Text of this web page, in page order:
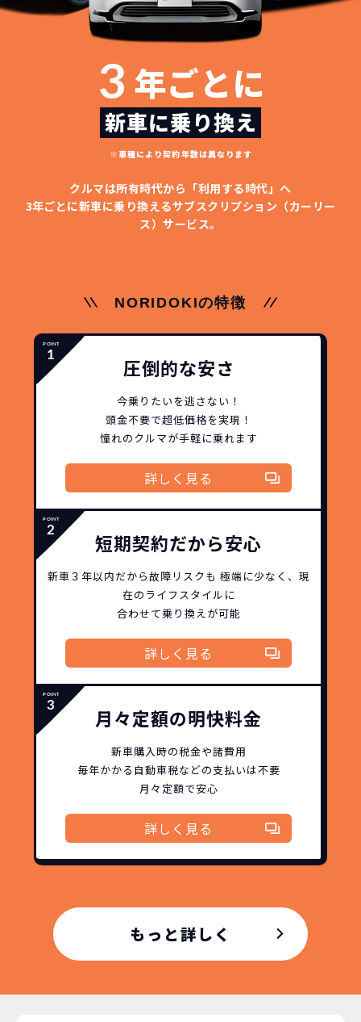
3 年ごとに
新車に乗り換え
※車種により契約年数は異なります
クルマは所有時代から「利用する時代」へ
3年ごとに新車に乗り換えるサブスクリプション（カーリー
ス）サービス。
NORIDOKIの特徴
圧倒的な安さ
今乗りたいを逃さない！
頭金不要で超低価格を実現！
憧れのクルマが手軽に乗れます
詳しく見る
短期契約だから安心
新車３年以内だから故障リスクも 極端に少なく、 現
在のライフスタイルに
合わせて乗り換えが可能
詳しく見る
月々定額の明快料金
新車購入時の税金や諸費用
毎年かかる自動車税などの支払いは不要
月々定額で安心
詳しく見る
NORIDOKIは高残価設定を実現！
頭金不要で超低価格！憧れのクルマが手軽に乗れ
NORIDOKIなら短期リースでも安いんです！
常
に新車なので故障の心配がありませんし、急なラ
NORIDOKIなら頭金・ボーナス払い・諸経費・税
金など一切不要！月々「定額料金」をお支払い
もっと詳しく